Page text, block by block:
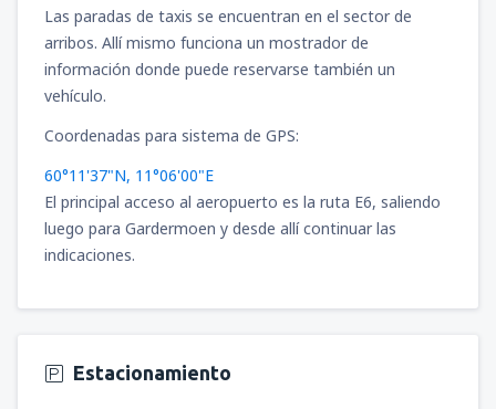
Las paradas de taxis se encuentran en el sector de
arribos. Allí mismo funciona un mostrador de
información donde puede reservarse también un
vehículo.
Coordenadas para sistema de GPS:
60°11'37"N, 11°06'00"E
El principal acceso al aeropuerto es la ruta E6, saliendo
luego para Gardermoen y desde allí continuar las
indicaciones.
Estacionamiento